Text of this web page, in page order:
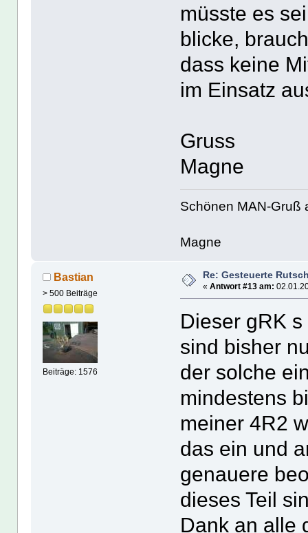
müsste es
blicke,
dass keine
im Einsatz
Gruss
Magne
Schönen MAN-Gruß
Magne
Bastian
> 500 Beiträge
Beiträge: 1576
Re: Gesteuerte
« Antwort #13 am:
Dieser gRK
sind bisher
der solche
mindestens
meiner 4R2
das ein und
genauere
dieses Teil
Dank an alle